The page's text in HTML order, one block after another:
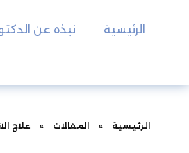
الرئيسية نبذه عن
الرئيسية » المقالات » علاج